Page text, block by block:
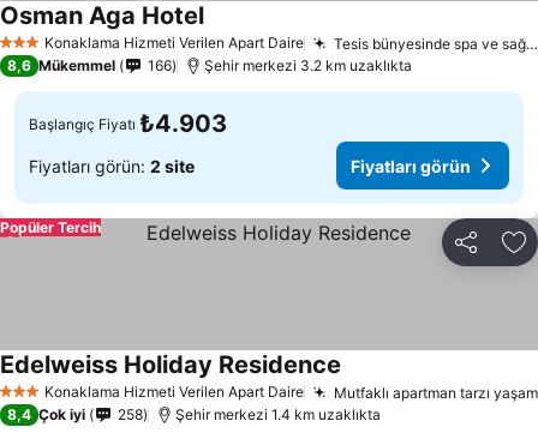
3 YıldızKonaklama Hizmeti Verilen Apart Daire Tesis bünyesinde spa ve sağlıklı yaşam olanakları
Osman Aga Hotel
8,6 Mükemmel 166 Şehir merkezi 3.2 km uzaklıkta
Başlangıç Fiyatı ₺4.903
Fiyatları görün: 2 site Fiyatları görün
Paylaş
Popüler Tercih
3 YıldızKonaklama Hizmeti Verilen Apart Daire Mutfaklı apartman tarzı yaşam
Edelweiss Holiday Residence
8,4 Çok iyi 258 Şehir merkezi 1.4 km uzaklıkta